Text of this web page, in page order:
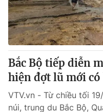
Bắc Bộ tiếp diễn
hiện đợt lũ mới
VTV.vn - Từ chiều tối
núi, trung du Bắc Bộ,